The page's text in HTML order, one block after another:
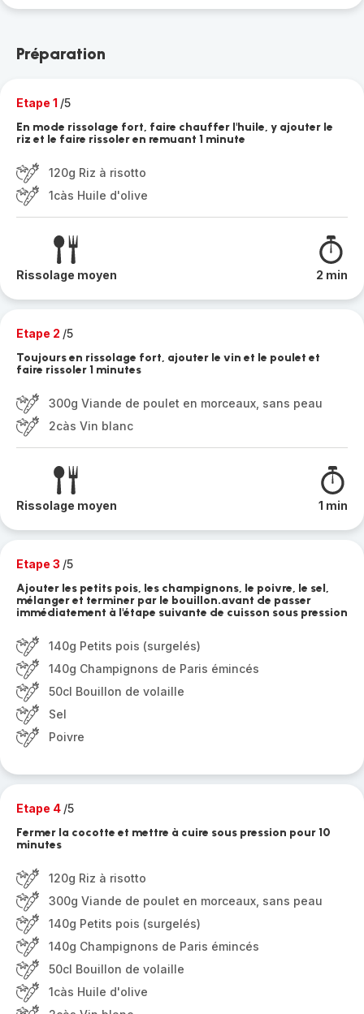
Préparation
Etape 1 /5
En mode rissolage fort, faire chauffer l'huile, y ajouter le
riz et le faire rissoler en remuant 1 minute
120g Riz à risotto
1càs Huile d'olive
Rissolage moyen 2 min
Etape 2 /5
Toujours en rissolage fort, ajouter le vin et le poulet et
faire rissoler 1 minutes
300g Viande de poulet en morceaux, sans peau
2càs Vin blanc
Rissolage moyen 1 min
Etape 3 /5
Ajouter les petits pois, les champignons, le poivre, le sel,
mélanger et terminer par le bouillon.avant de passer
immédiatement à l'étape suivante de cuisson sous pression
140g Petits pois (surgelés)
140g Champignons de Paris émincés
50cl Bouillon de volaille
Sel
Poivre
Etape 4 /5
Fermer la cocotte et mettre à cuire sous pression pour 10
minutes
120g Riz à risotto
300g Viande de poulet en morceaux, sans peau
140g Petits pois (surgelés)
140g Champignons de Paris émincés
50cl Bouillon de volaille
1càs Huile d'olive